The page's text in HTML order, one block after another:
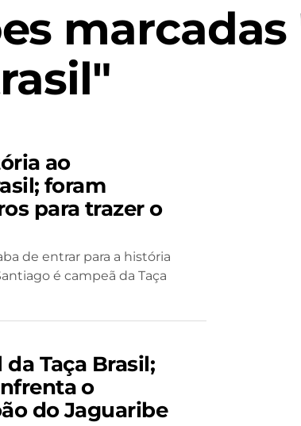
marcadas
ao
foram
para trazer o
de entrar para a história
é campeã da Taça
Taça Brasil;
o
do Jaguaribe